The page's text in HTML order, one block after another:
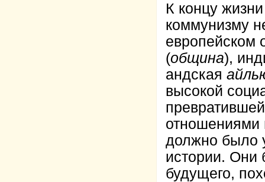
К концу
коммунизму
европейском
(община),
андская
высокой
отношениями
должно было
истории. Они
будущего,